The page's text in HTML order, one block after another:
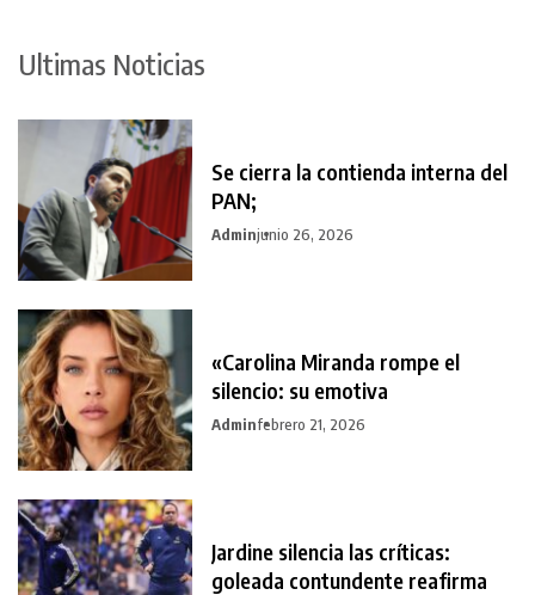
Ultimas Noticias
Se cierra la contienda interna del
PAN;
Adminjunio 26, 2026
«Carolina Miranda rompe el
silencio: su emotiva
Adminfebrero 21, 2026
Jardine silencia las críticas:
goleada contundente reafirma